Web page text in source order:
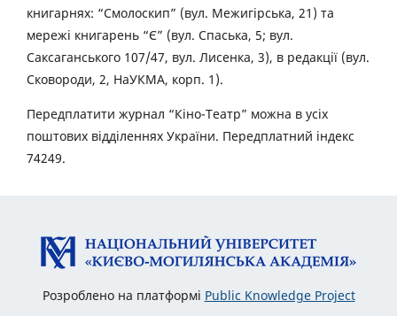
книгарнях: “Смолоскип” (вул. Межигірська, 21) та
мережі книгарень “Є” (вул. Спаська, 5; вул.
Саксаганського 107/47, вул. Лисенка, 3), в редакції (вул.
Сковороди, 2, НаУКМА, корп. 1).
Передплатити журнал “Кіно-Театр” можна в усіх
поштових відділеннях України. Передплатний індекс
74249.
Розроблено на платформі Public Knowledge Project